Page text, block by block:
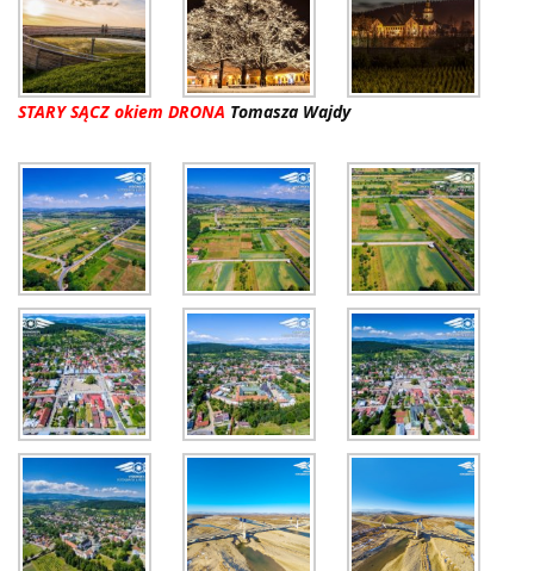
STARY SĄCZ okiem DRONA Tomasza Wajdy